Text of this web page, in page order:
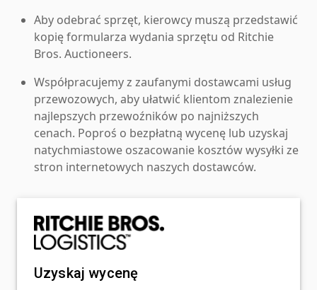
Aby odebrać sprzęt, kierowcy muszą przedstawić
kopię formularza wydania sprzętu od Ritchie
Bros. Auctioneers.
Współpracujemy z zaufanymi dostawcami usług
przewozowych, aby ułatwić klientom znalezienie
najlepszych przewoźników po najniższych
cenach. Poproś o bezpłatną wycenę lub uzyskaj
natychmiastowe oszacowanie kosztów wysyłki ze
stron internetowych naszych dostawców.
Uzyskaj wycenę